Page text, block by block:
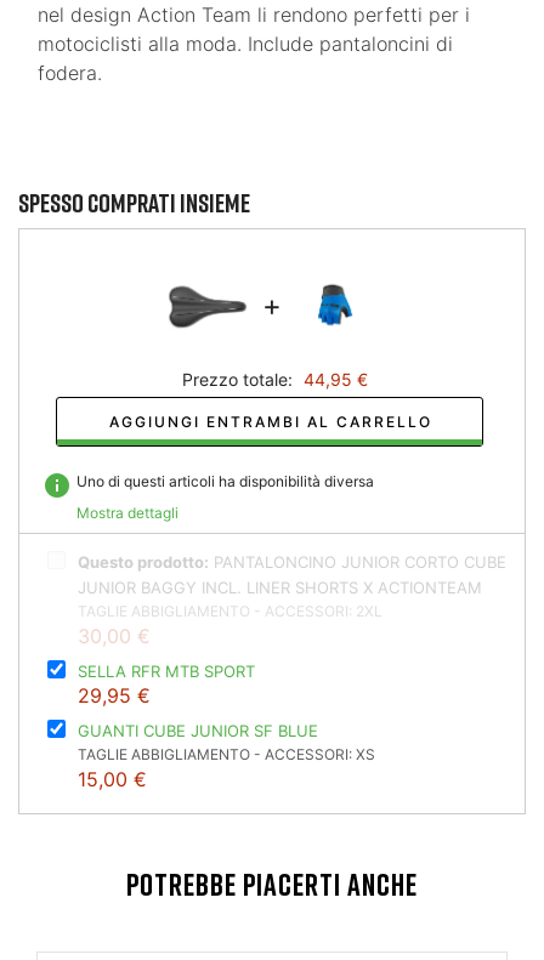
nel design Action Team li rendono perfetti per i
motociclisti alla moda. Include pantaloncini di
fodera.
Spesso comprati insieme
+
Prezzo totale: 44,95 €
AGGIUNGI ENTRAMBI AL CARRELLO
info Uno di questi articoli ha disponibilità diversa
Mostra dettagli
Questo prodotto: PANTALONCINO JUNIOR CORTO CUBE
JUNIOR BAGGY INCL. LINER SHORTS X ACTIONTEAM
TAGLIE ABBIGLIAMENTO - ACCESSORI: 2XL
30,00 €
SELLA RFR MTB SPORT
29,95 €
GUANTI CUBE JUNIOR SF BLUE
TAGLIE ABBIGLIAMENTO - ACCESSORI: XS
15,00 €
POTREBBE PIACERTI ANCHE